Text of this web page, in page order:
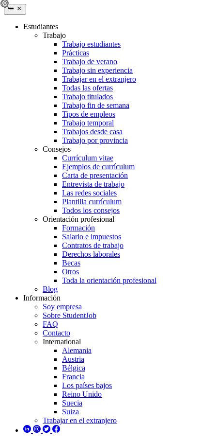
Estudiantes
Trabajo
Trabajo estudiantes
Prácticas
Trabajo de verano
Trabajo sin experiencia
Trabajar en el extranjero
Todas las ofertas
Trabajo titulados
Trabajo fin de semana
Tipos de empleos
Trabajo temporal
Trabajos desde casa
Trabajo por provincia
Consejos
Currículum vitae
Ejemplos de currículum
Carta de presentación
Entrevista de trabajo
Las redes sociales
Plantilla currículum
Todos los consejos
Orientación profesional
Formación
Salario e impuestos
Contratos de trabajo
Derechos laborales
Becas
Otros
Toda la orientación profesional
Blog
Información
Soy empresa
Sobre StudentJob
FAQ
Contacto
International
Alemania
Austria
Bélgica
Francia
Los países bajos
Reino Unido
Suecia
Suiza
Trabajar en el extranjero